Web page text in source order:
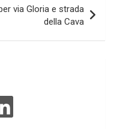
via Gloria e strada
della Cava